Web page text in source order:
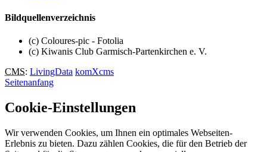
Bildquellenverzeichnis
(c) Coloures-pic - Fotolia
(c) Kiwanis Club Garmisch-Partenkirchen e. V.
CMS: LivingData komXcms
Seitenanfang
Cookie-Einstellungen
Wir verwenden Cookies, um Ihnen ein optimales Webseiten-
Erlebnis zu bieten. Dazu zählen Cookies, die für den Betrieb der